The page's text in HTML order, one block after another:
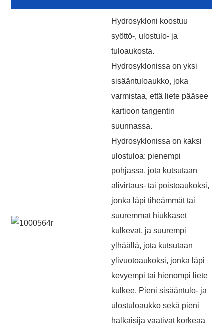
Hydrosykloni koostuu
syöttö-, ulostulo- ja
tuloaukosta.
Hydrosyklonissa on yksi
sisääntuloaukko, joka
varmistaa, että liete pääsee
kartioon tangentin
suunnassa.
Hydrosyklonissa on kaksi
ulostuloa: pienempi
pohjassa, jota kutsutaan
alivirtaus- tai poistoaukoksi,
jonka läpi tiheämmät tai
suuremmat hiukkaset
kulkevat, ja suurempi
ylhäällä, jota kutsutaan
ylivuotoaukoksi, jonka läpi
kevyempi tai hienompi liete
kulkee. Pieni sisääntulo- ja
ulostuloaukko sekä pieni
halkaisija vaativat korkeaa
*Message Cannot be empty!
SUBMIT